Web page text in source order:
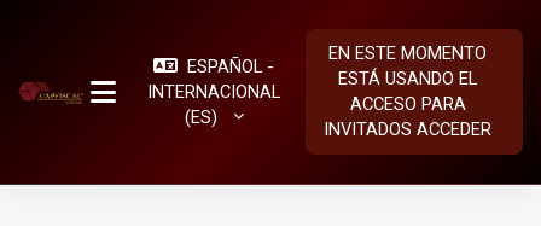
PANEL LATERAL
ESPAÑOL -
INTERNACIONAL
‎(ES)‎
EN ESTE MOMENTO
ESTÁ USANDO EL
ACCESO PARA
INVITADOSACCEDER